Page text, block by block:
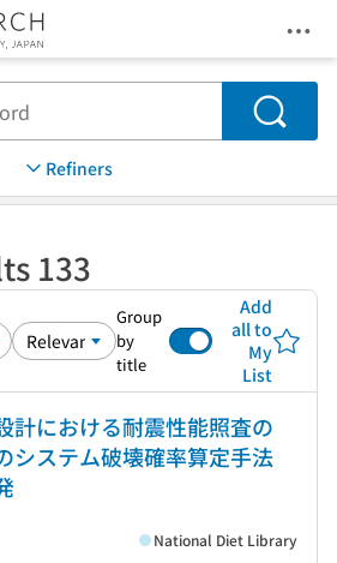
Search
Refiners
133
Group
by
title
Add
all to
My
List
計における耐震性能照査の
システム破壊確率算定手法
National Diet Library